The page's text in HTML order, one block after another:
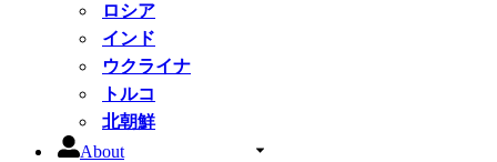
ロシア
インド
ウクライナ
トルコ
北朝鮮
About